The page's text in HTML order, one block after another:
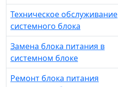
Техническое обслуживание
системного блока
Замена блока питания в
системном блоке
Ремонт блока питания